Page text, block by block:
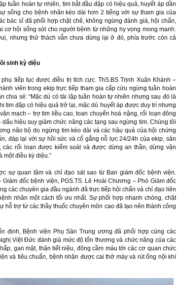
tuần hoàn tự nhiên, tim bắt đầu đập có hiệu quả, huyết áp dần
sống cho bệnh nhân kéo dài hơn 2 tiếng với sự tham gia của
bác sĩ đã phối hợp chặt chẽ, không ngừng đánh giá, hội chẩn,
cơ hội sống sót cho người bệnh từ những hy vọng mong manh.
nhưng thử thách vẫn chưa dừng lại ở đó, phía trước còn cả
sinh kỳ diệu
tiếp tục được điều trị tích cực. ThS.BS Trịnh Xuân Khánh –
viên trong ekip trực tiếp tham gia cấp cứu ngừng tuần hoàn
chia sẻ: “Mặc dù có tái lập tuần hoàn tự nhiên nhưng sau đó là
tim đập có hiệu quả trở lại, mặc dù huyết áp được duy trì nhưng
mạch – trợ tim liều cao, toan chuyển hoá nặng, rối loạn đông
hiệu suy giảm chức năng các tạng sau ngừng tim. Chúng tôi
não bộ do ngừng tim kéo dài và các hậu quả của hội chứng
đáp lại với sự hồi sức và cố gắng nỗ lực 24/24h của ekip, sản
các rối loạn được kiểm soát và được dừng an thần, dừng vận
một điều kỳ diệu.”
sự quan tâm và chỉ đạo sát sao từ Ban giám đốc bệnh viện.
Giám đốc bệnh viện, PGS.TS. Lê Hoài Chương – Phó Giám đốc
các chuyên gia đầu ngành đã trực tiếp hội chẩn và chỉ đạo liên
nhân một cách tối ưu nhất. Sự phối hợp nhanh chóng, chặt
hỗ trợ từ các thầy thuốc chuyên môn cao đã tạo nên thành công
định, Bệnh viện Phụ Sản Trung ương đã phối hợp cùng các
Việt Đức đánh giá mức độ tổn thương và chức năng của các
gan mật, thận tiết niệu, đông cầm máu tới các cơ quan chức
và tiêu chuẩn, bệnh nhân được cai thở máy và rút ống nội khí